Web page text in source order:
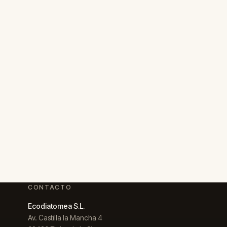
CONTACTO
Ecodiatomea S.L.
Av. Castilla la Mancha 4